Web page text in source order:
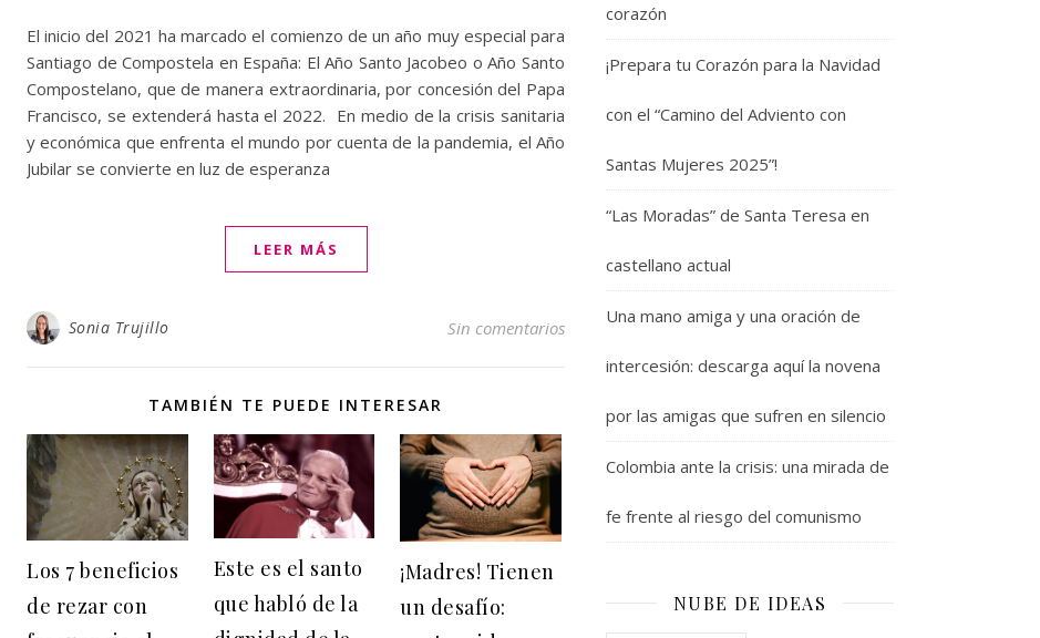
El inicio del 2021 ha marcado el comienzo de un año muy especial para
Santiago de Compostela en España: El Año Santo Jacobeo o Año Santo
Compostelano, que de manera extraordinaria, por concesión del Papa
Francisco, se extenderá hasta el 2022. En medio de la crisis sanitaria
y económica que enfrenta el mundo por cuenta de la pandemia, el Año
Jubilar se convierte en luz de esperanza
LEER MÁS
Sonia Trujillo Sin comentarios
TAMBIÉN TE PUEDE INTERESAR
Los 7 beneficios
de rezar con
Este es el santo
que habló de la
¡Madres! Tienen
un desafío:
corazón
¡Prepara tu Corazón para la Navidad
con el “Camino del Adviento con
Santas Mujeres 2025”!
“Las Moradas” de Santa Teresa en
castellano actual
Una mano amiga y una oración de
intercesión: descarga aquí la novena
por las amigas que sufren en silencio
Colombia ante la crisis: una mirada de
fe frente al riesgo del comunismo
NUBE DE IDEAS